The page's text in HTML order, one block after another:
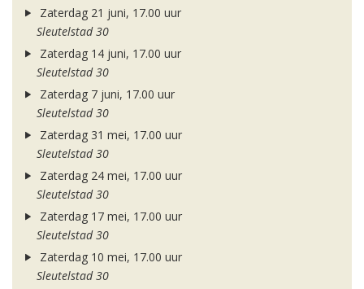
Zaterdag 21 juni, 17.00 uur
Sleutelstad 30
Zaterdag 14 juni, 17.00 uur
Sleutelstad 30
Zaterdag 7 juni, 17.00 uur
Sleutelstad 30
Zaterdag 31 mei, 17.00 uur
Sleutelstad 30
Zaterdag 24 mei, 17.00 uur
Sleutelstad 30
Zaterdag 17 mei, 17.00 uur
Sleutelstad 30
Zaterdag 10 mei, 17.00 uur
Sleutelstad 30